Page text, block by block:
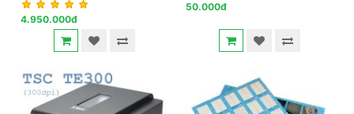
4.950.000đ
50.000đ